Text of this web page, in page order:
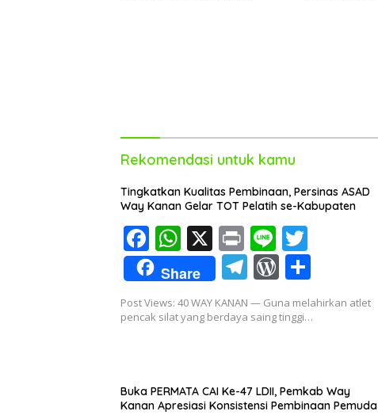
Rekomendasi untuk kamu
Tingkatkan Kualitas Pembinaan, Persinas ASAD
Way Kanan Gelar TOT Pelatih se-Kabupaten
F
ac
e
b
k
W
h
at
s
p
X Pr
in
t
Li
n
e
w
itt
er
Share T
el
e
m
W
or
d
ss
h
ar
Post Views: 40 WAY KANAN — Guna melahirkan atlet
pencak silat yang berdaya saing tinggi…
Buka PERMATA CAI Ke-47 LDII, Pemkab Way
Kanan Apresiasi Konsistensi Pembinaan Pemuda